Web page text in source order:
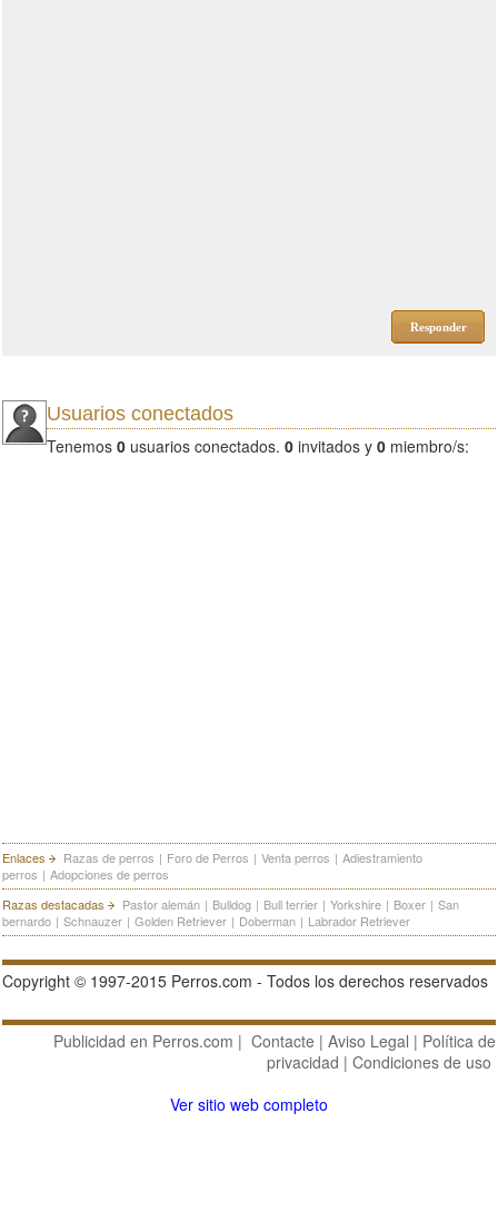
Responder
Usuarios conectados
Tenemos 0 usuarios conectados. 0 invitados y 0 miembro/s:
Enlaces Razas de perros | Foro de Perros | Venta perros | Adiestramiento
perros | Adopciones de perros
Razas destacadas
Pastor alemán | Bulldog | Bull terrier | Yorkshire | Boxer | San
bernardo | Schnauzer | Golden Retriever | Doberman | Labrador Retriever
Copyright © 1997-2015 Perros.com - Todos los derechos reservados
Publicidad en Perros.com | Contacte | Aviso Legal | Política de
privacidad | Condiciones de uso
Ver sitio web completo